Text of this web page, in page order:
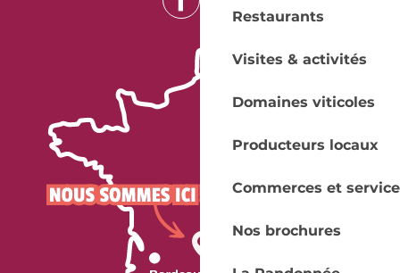
Restaurants
Visites & activités
Domaines viticoles
Producteurs locaux
Commerces et
Nos brochures